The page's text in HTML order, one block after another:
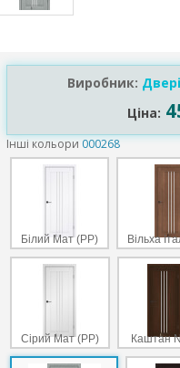
Виробник:
Ціна:
Інші кольори 000268
Білий Мат (PP) Вільха
Сірий Мат (PP) Каштан